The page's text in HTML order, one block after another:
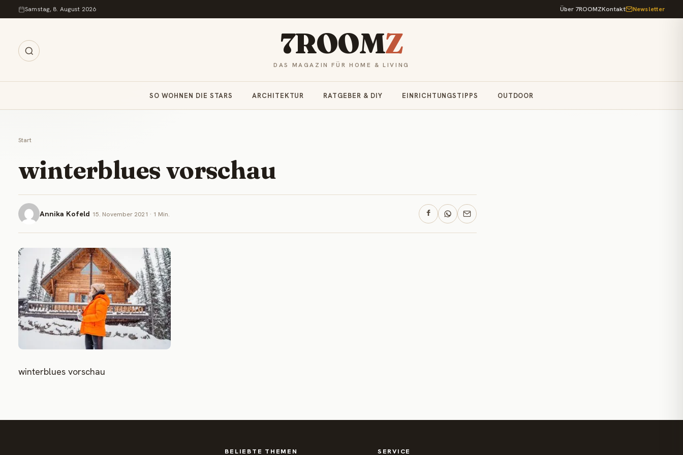
Zum Inhalt springen
Samstag, 8. August 2026 Über 7ROOMZKontakt Newsletter
7ROOMZ
DAS MAGAZIN FÜR HOME & LIVING
SO WOHNEN DIE STARS ARCHITEKTUR RATGEBER & DIY EINRICHTUNGSTIPPS OUTDOOR
Start
winterblues vorschau
Annika Kofeld 15. November 2021 · 1 Min.
winterblues vorschau
BELIEBTE THEMEN SERVICE